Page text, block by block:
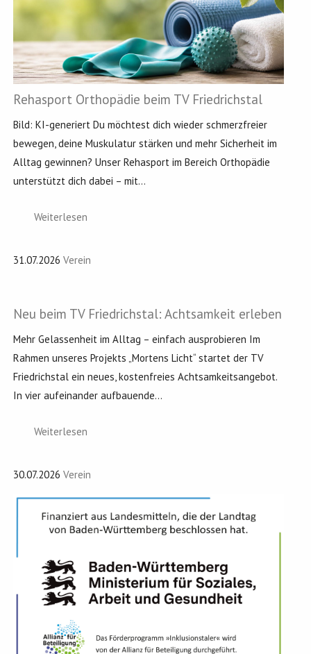
Rehasport Orthopädie beim TV Friedrichstal
Bild: KI-generiert Du möchtest dich wieder schmerzfreier
bewegen, deine Muskulatur stärken und mehr Sicherheit im
Alltag gewinnen? Unser Rehasport im Bereich Orthopädie
unterstützt dich dabei – mit...
Weiterlesen
31.07.2026 Verein
Neu beim TV Friedrichstal: Achtsamkeit erleben
Mehr Gelassenheit im Alltag – einfach ausprobieren Im
Rahmen unseres Projekts „Mortens Licht“ startet der TV
Friedrichstal ein neues, kostenfreies Achtsamkeitsangebot.
In vier aufeinander aufbauende...
Weiterlesen
30.07.2026 Verein